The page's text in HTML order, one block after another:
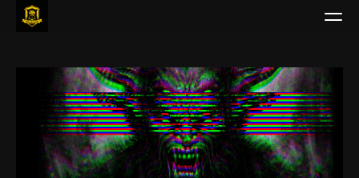
Guarda
Studia
Piani
Leggi